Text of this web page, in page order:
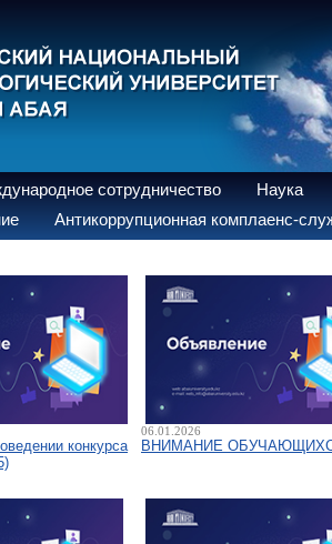
сотрудничество Наука
Антикоррупционная комплаенс-
конкурса
06.01.2026
ВНИМАНИЕ